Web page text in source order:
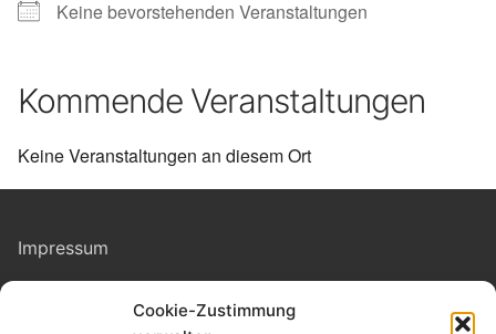
Cookie-Zustimmung
Keine bevorstehenden Veranstaltungen
Kommende Veranstaltungen
Keine Veranstaltungen an diesem Ort
Impressum